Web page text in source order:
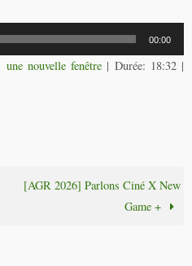
00:00
une nouvelle fenêtre | Durée: 18:32|
[AGR 2026] Parlons Ciné X New
Game +